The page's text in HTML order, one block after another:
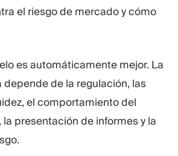
el riesgo de mercado y cómo
es automáticamente mejor. La
de la regulación, las
el comportamiento del
presentación de informes y la